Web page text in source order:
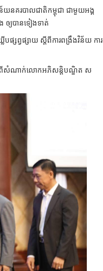
យនគរបាលជាតិកម្ពុជា ជាមួយអង្គ
ឲ្យបានទៀងទាត់
ផ្សព្វផ្សាយ ស្តីពីការពង្រឹងវិន័យ ការ
ត្តពីសំណាក់លោកអភិសន្ដិបណ្ឌិត ស